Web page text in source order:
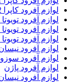
لوازم آفرود کاپرا 2
لوازم آفرود
لوازم آفرود
لوازم آفرود
لوازم آفرود
لوازم آفرود
لوازم آفرود پاژن
لوازم آفرود